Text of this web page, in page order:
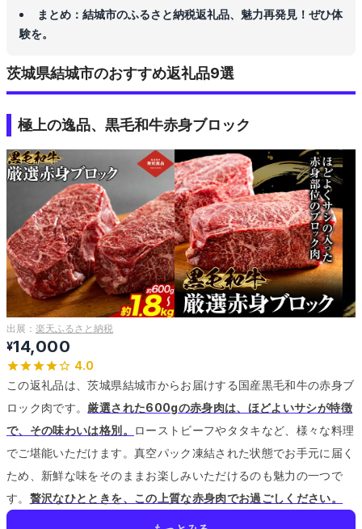
まとめ：結城市のふるさと納税返礼品、魅力再発見！ぜひ体
験を。
茨城県結城市のおすすめ返礼品9選
極上の逸品、黒毛和牛赤身ブロック
出展： 楽天ふるさと納税
¥14,000
4.0
この返礼品は、茨城県結城市からお届けする国産黒毛和牛の赤身ブ
ロック肉です。 厳選された600gの赤身肉は、ほどよいサシが特徴
で、その味わいは格別。
ローストビーフやタタキなど、様々な料理
でご堪能いただけます。 真空パック凍結された状態でお手元に届く
ため、新鮮な味をそのままお楽しみいただけるのも魅力の一つで
す。 贅沢なひとときを、この上質な赤身肉でお過ごしください。